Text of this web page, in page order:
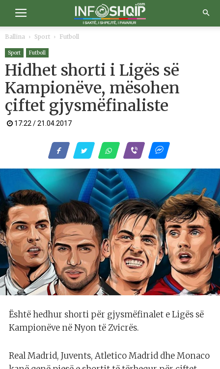
Ballina Sport Futboll
Sport Futboll
Hidhet shorti i Ligës së
Kampionëve, mësohen
çiftet gjysmëfinaliste
17:22 / 21.04.2017
Është hedhur shorti për gjysmëfinalet e Ligës së
Kampionëve në Nyon të Zvicrës.
Real Madrid, Juvents, Atletico Madrid dhe Monaco